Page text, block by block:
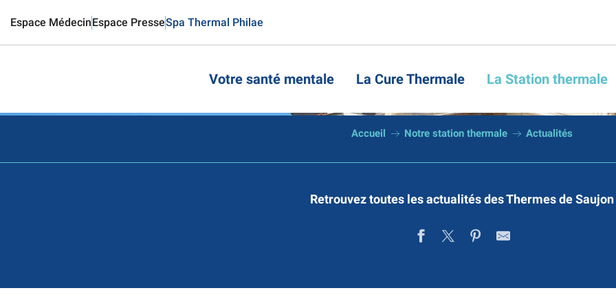
auEspace MédecinEspace PresseSpa Thermal Philae
Votre santé mentale La Cure Thermale La Station thermale
Actualités
Accueil Notre station thermale Actualités
Retrouvez toutes les actualités des Thermes de Saujon